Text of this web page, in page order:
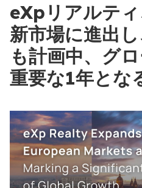
eXpリアルテ
新市場に進出
も計画中、グ
重要な1年とな